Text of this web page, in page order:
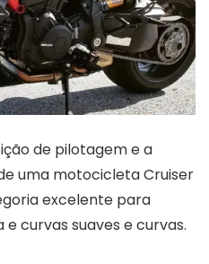
de pilotagem e a
uma motocicleta Cruiser
excelente para
curvas suaves e curvas.